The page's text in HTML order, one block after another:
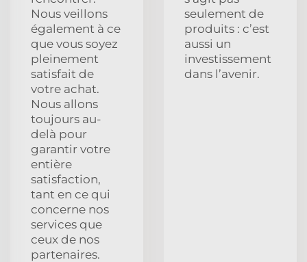
Nous veillons
également à ce
que vous soyez
pleinement
satisfait de
votre achat.
Nous allons
toujours au-
delà pour
garantir votre
entière
satisfaction,
tant en ce qui
concerne nos
services que
ceux de nos
partenaires.
seulement de
produits : c’est
aussi un
investissement
dans l’avenir.